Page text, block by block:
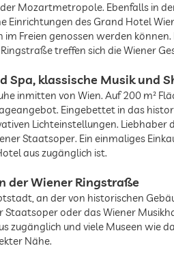
Mozartmetropole. Ebenfalls in
des Grand Hotel
Freien genossen werden
treffen sich die Wiener
Spa, klassische Musik und
inmitten von Wien. Auf 200 m²
Eingebettet in das
Lichteinstellungen. Liebhaber
Staatsoper. Ein einmaliges
aus zugänglich ist.
der Wiener Ringstraße
an der von historischen
Staatsoper oder das Wiener
zugänglich und viele Museen wie
Nähe.